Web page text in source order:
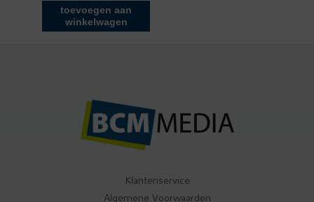
toevoegen aan
winkelwagen
Klantenservice
Algemene Voorwaarden